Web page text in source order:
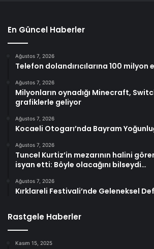
En Güncel Haberler
Ağustos 7, 2026
Telefon dolandırıcılarına 100 milyon
Ağustos 7, 2026
Milyonların oynadığı Minecraft,
grafiklerle geliyor
Ağustos 7, 2026
Kocaeli Otogarı’nda Bayram
Ağustos 7, 2026
Tuncel Kurtiz’in mezarının halini
isyan etti: Böyle olacağını bilseydi…
Ağustos 7, 2026
Kırklareli Festivali’nde Geleneksel
Rastgele Haberler
Kasım 15, 2025